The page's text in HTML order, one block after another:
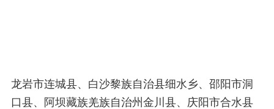
龙岩市连城县、白沙黎族自治县细水乡、邵阳市洞
口县、阿坝藏族羌族自治州金川县、庆阳市合水县